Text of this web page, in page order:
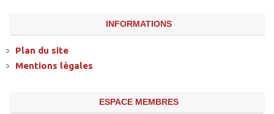
INFORMATIONS
Plan du site
Mentions légales
ESPACE MEMBRES